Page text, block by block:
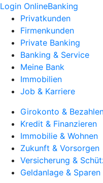
Login OnlineBanking
Privatkunden
Firmenkunden
Private Banking
Banking & Service
Meine Bank
Immobilien
Job & Karriere
Girokonto &
Kredit & Finanzieren
Immobilie & Wohnen
Zukunft & Vorsorgen
Versicherung &
Geldanlage & Sparen